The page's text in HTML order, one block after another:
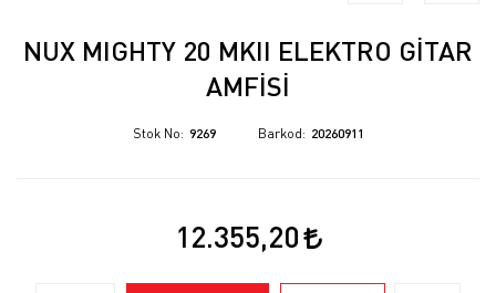
NUX MIGHTY 20 MKII ELEKTRO GITAR
AMFISI
Stok No 9269 Barkod 20260911
12.355,20